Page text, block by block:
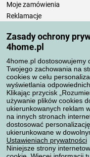
Zasady ochrony
4home.pl
4home.pl dostosowujemy
Twojego zachowania na
cookies w celu
wyświetlania
Klikając przycisk
używanie plików cookies
ukierunkowanych reklam
na innych stronach
dostosować
ukierunkowane w
Ustawieniach prywatności
Niniejsze strony
Moje zamówienia
Reklamacje
Zasady przetwarzania
Sposoby
Metody płatności
Niezawodny sklep